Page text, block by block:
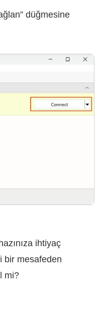
düğmesine
ihtiyaç
bir mesafeden
mi?